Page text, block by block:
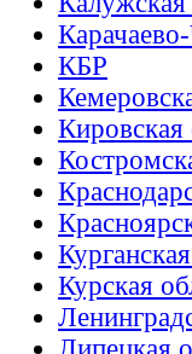
КБР
Кировская
Курская